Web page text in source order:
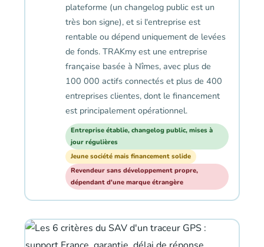
plateforme (un changelog public est un
très bon signe), et si l'entreprise est
rentable ou dépend uniquement de levées
de fonds. TRAKmy est une entreprise
française basée à Nîmes, avec plus de
100 000 actifs connectés et plus de 400
entreprises clientes, dont le financement
est principalement opérationnel.
Entreprise établie, changelog public, mises à
jour régulières
Jeune société mais financement solide
Revendeur sans développement propre,
dépendant d'une marque étrangère